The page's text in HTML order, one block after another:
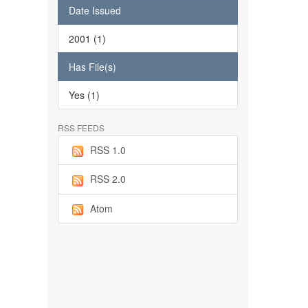
Date Issued
2001 (1)
Has File(s)
Yes (1)
RSS FEEDS
RSS 1.0
RSS 2.0
Atom